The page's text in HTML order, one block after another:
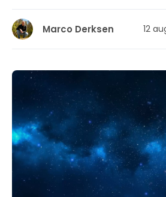
Marco Derksen 12